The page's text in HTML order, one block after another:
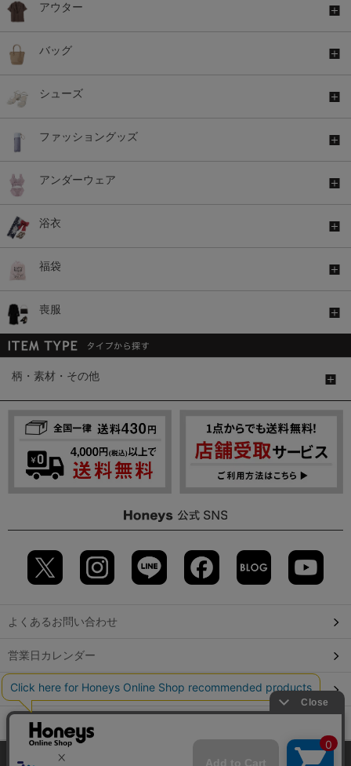
アウター
バッグ
シューズ
ファッショングッズ
アンダーウェア
浴衣
福袋
喪服
柄・素材・その他
よくあるお問い合わせ
営業日カレンダー
店舗検索
GLOBAL GUIDE（海外からご利用のお客様）
当サイトでは、サイトの利便性向上のため、クッキー(Cookie)を使